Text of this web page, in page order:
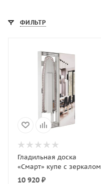
ФИЛЬТР
Гладильная доска
«Смарт» купе с зеркалом
10 920 ₽